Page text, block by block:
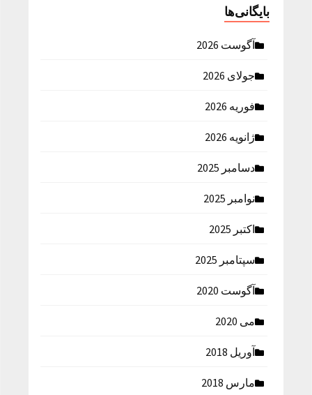
بایگانی‌ها
آگوست 2026
جولای 2026
فوریه 2026
ژانویه 2026
دسامبر 2025
نوامبر 2025
اکتبر 2025
سپتامبر 2025
آگوست 2020
می 2020
آوریل 2018
مارس 2018